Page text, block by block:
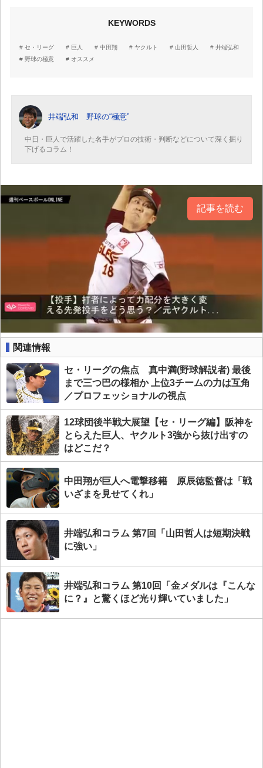
KEYWORDS
セ・リーグ 巨人 中田翔 ヤクルト 山田哲人
井端弘和
野球の極意
オススメ
井端弘和 野球の“極意”
中日・巨人で活躍した名手がプロの技術・判断などについて深く掘り
下げるコラム！
記事を読む
関連情報
セ・リーグの焦点 真中満(野球解説者) 最後
まで三つ巴の様相か 上位3チームの力は互角
／プロフェッショナルの視点
12球団後半戦大展望【セ・リーグ編】阪神を
とらえた巨人、ヤクルト3強から抜け出すの
はどこだ？
中田翔が巨人へ電撃移籍 原辰徳監督は「戦
いざまを見せてくれ」
井端弘和コラム 第7回「山田哲人は短期決戦
に強い」
井端弘和コラム 第10回「金メダルは『こんな
に？』と驚くほど光り輝いていました」